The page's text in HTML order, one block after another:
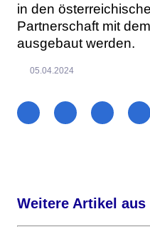
in den
Partnerschaft mit
ausgebaut werden.
05.04.2024
Weitere Artikel